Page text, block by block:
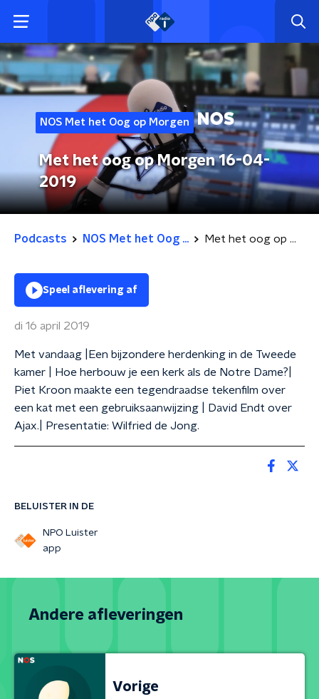
NOS Met het Oog op Morgen
Met het oog op Morgen 16-04-
2019
Podcasts NOS Met het Oog ... Met het oog op Morgen 16-04-2019
BELUISTER IN DE
NPO Luister
app
Speel aflevering af
di 16 april 2019
Met vandaag |Een bijzondere herdenking in de Tweede
kamer | Hoe herbouw je een kerk als de Notre Dame?|
Piet Kroon maakte een tegendraadse tekenfilm over
een kat met een gebruiksaanwijzing | David Endt over
Ajax.| Presentatie: Wilfried de Jong.
Andere afleveringen
Vorige